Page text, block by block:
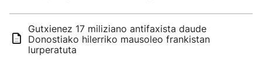
Gutxienez 17 miliziano antifaxista daude
Donostiako hilerriko mausoleo frankistan
lurperatuta